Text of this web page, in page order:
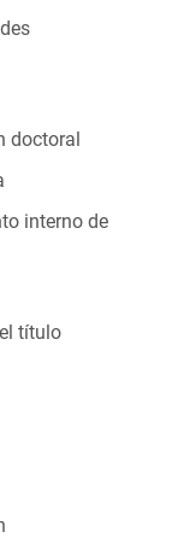
doctoral
interno de
título